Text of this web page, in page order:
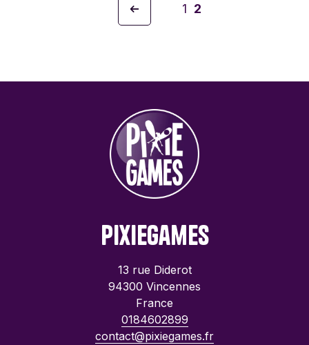
Précédent
1 2
PixieGames
13 rue Diderot
94300 Vincennes
France
0184602899
contact@pixiegames.fr